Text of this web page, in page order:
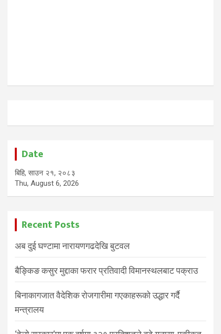
Date
बिहि, साउन २१, २०८३
Thu, August 6, 2026
Recent Posts
अब दुई घण्टामा नारायणगढदेखि बुटवल
बैङ्किङ कसुर मुद्दाका फरार प्रतिवादी विमानस्थलबाट पक्राउ
बिनाकागजात वैदेशिक रोजगारीमा गएकाहरूको उद्धार गर्दै
मन्त्रालय